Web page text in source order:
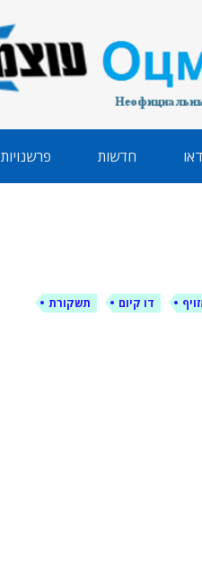
חדשות פרשנויות
דו קיום תשקורת